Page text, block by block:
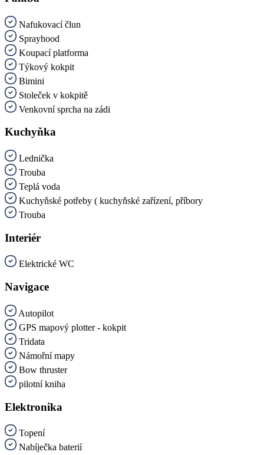
Nafukovací člun
Sprayhood
Koupací platforma
Týkový kokpit
Bimini
Stoleček v kokpitě
Venkovní sprcha na zádi
Kuchyňka
Lednička
Trouba
Teplá voda
Kuchyňské potřeby ( kuchyňské zařízení, příbory
Trouba
Interiér
Elektrické WC
Navigace
Autopilot
GPS mapový plotter - kokpit
Tridata
Námořní mapy
Bow thruster
pilotní kniha
Elektronika
Topení
Nabíječka baterií